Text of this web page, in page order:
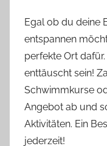
Egal ob du deine
entspannen
perfekte Ort
enttäuscht sein!
Schwimmkurse
Angebot ab und
Aktivitäten. Ein
jederzeit!